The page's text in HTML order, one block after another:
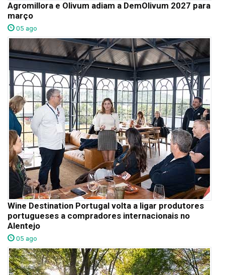
Agromillora e Olivum adiam a DemOlivum 2027 para
março
05 ago
Wine Destination Portugal volta a ligar produtores
portugueses a compradores internacionais no
Alentejo
05 ago